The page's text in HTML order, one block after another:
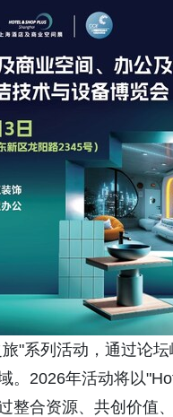
"系列活动，通过论
。2026年活动将以
整合资源、共创价值